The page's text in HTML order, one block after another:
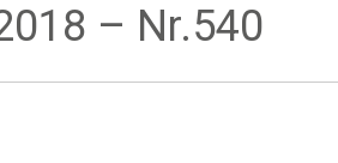
– Nr.540